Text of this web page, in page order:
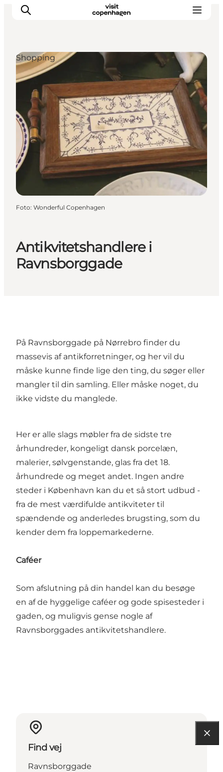
This is Copenhagen
Aktiviteter
Spis & drik
Områder
Planlæg din tur
CopenPay
Copenhagen Card
Antikvitetshandlere i
Ravnsborggade
Shopping
Foto: Wonderful Copenhagen
På Ravnsborggade på Nørrebro finder du
massevis af antikforretninger, og her vil du
måske kunne finde lige den ting, du søger eller
mangler til din samling. Eller måske noget, du
ikke vidste du manglede.
Her er alle slags møbler fra de sidste tre
århundreder, kongeligt dansk porcelæn,
malerier, sølvgenstande, glas fra det 18.
århundrede og meget andet. Ingen andre
steder i København kan du et så stort udbud -
fra de mest værdifulde antikviteter til
spændende og anderledes brugsting, som du
kender dem fra loppemarkederne.
Caféer
Som afslutning på din handel kan du besøge
en af de hyggelige caféer og gode spisesteder i
gaden, og muligvis gense nogle af
Ravnsborggades antikvitetshandlere.
Find vej
Ravnsborggade